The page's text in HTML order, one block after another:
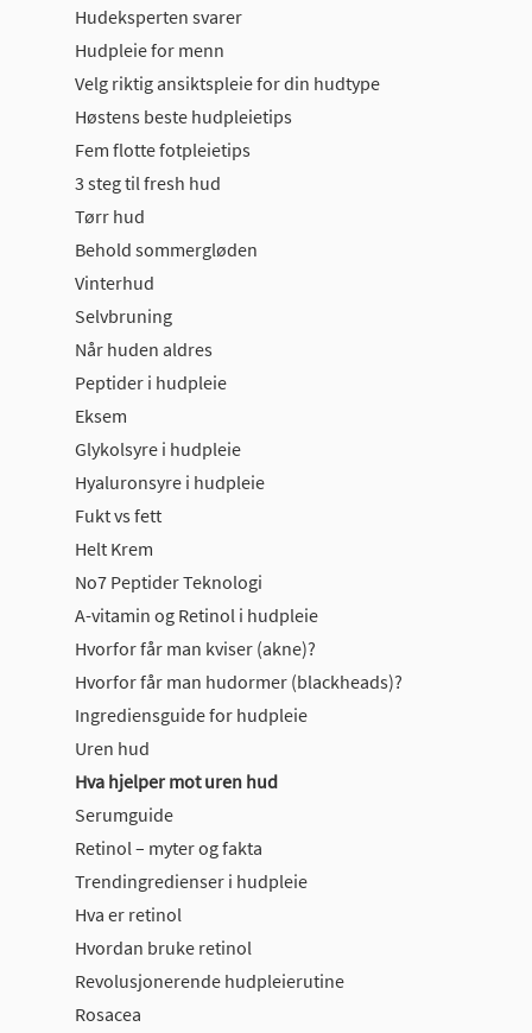
Hudeksperten svarer
Hudpleie for menn
Velg riktig ansiktspleie for din hudtype
Høstens beste hudpleietips
Fem flotte fotpleietips
3 steg til fresh hud
Tørr hud
Behold sommergløden
Vinterhud
Selvbruning
Når huden aldres
Peptider i hudpleie
Eksem
Glykolsyre i hudpleie
Hyaluronsyre i hudpleie
Fukt vs fett
Helt Krem
No7 Peptider Teknologi
A-vitamin og Retinol i hudpleie
Hvorfor får man kviser (akne)?
Hvorfor får man hudormer (blackheads)?
Ingrediensguide for hudpleie
Uren hud
Hva hjelper mot uren hud
Serumguide
Retinol – myter og fakta
Trendingredienser i hudpleie
Hva er retinol
Hvordan bruke retinol
Revolusjonerende hudpleierutine
Rosacea